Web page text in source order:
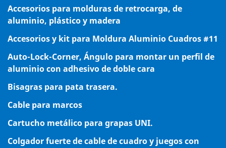
Accesorios para molduras de retrocarga, de
aluminio, plástico y madera
Accesorios y kit para Moldura Aluminio Cuadros #11
Auto-Lock-Corner, Ángulo para montar un perfil de
aluminio con adhesivo de doble cara
Bisagras para pata trasera.
Cable para marcos
Cartucho metálico para grapas UNI.
Colgador fuerte de cable de cuadro y juegos con